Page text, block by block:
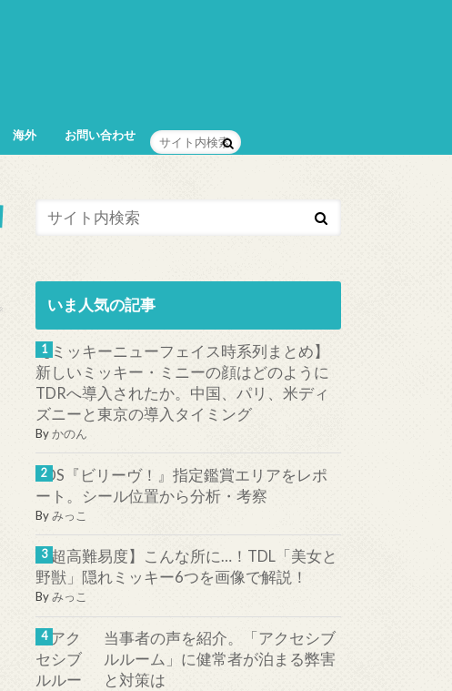
海外 お問い合わせ
いま人気の記事
【ミッキーニューフェイス時系列まとめ】
新しいミッキー・ミニーの顔はどのように
TDRへ導入されたか。中国、パリ、米ディ
ズニーと東京の導入タイミング
Byかのん
TDS『ビリーヴ！』指定鑑賞エリアをレポ
ート。シール位置から分析・考察
Byみっこ
【超高難易度】こんな所に…！TDL「美女と
野獣」隠れミッキー6つを画像で解説！
Byみっこ
当事者の声を紹介。「アクセシブ
ルルーム」に健常者が泊まる弊害
と対策は